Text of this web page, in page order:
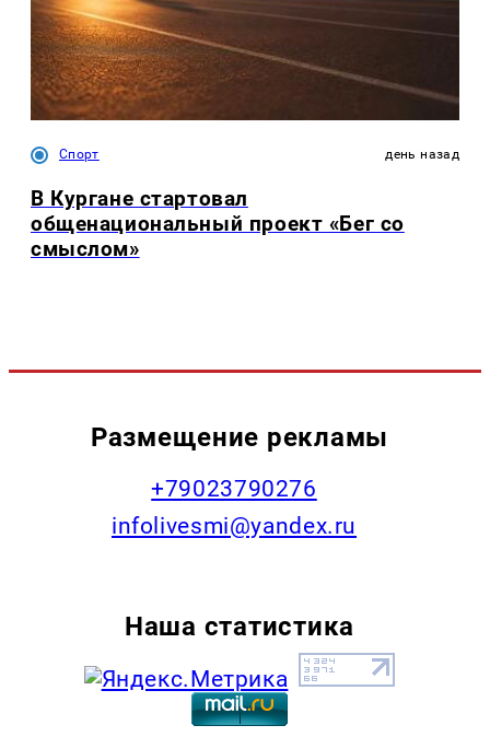
Спорт день назад
В Кургане стартовал
общенациональный проект «Бег со
смыслом»
Размещение рекламы
+79023790276
infolivesmi@yandex.ru
Наша статистика